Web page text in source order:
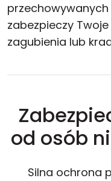
zabezpieczy
zagubienia lub
od osób
Silna ochrona